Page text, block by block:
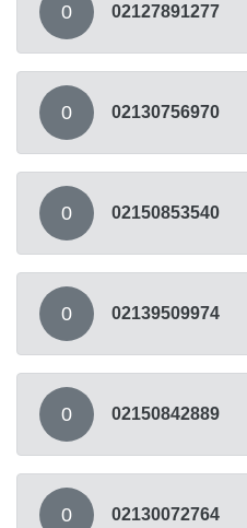
0 02127891277
0 02130756970
0 02150853540
0 02139509974
0 02150842889
0 02130072764